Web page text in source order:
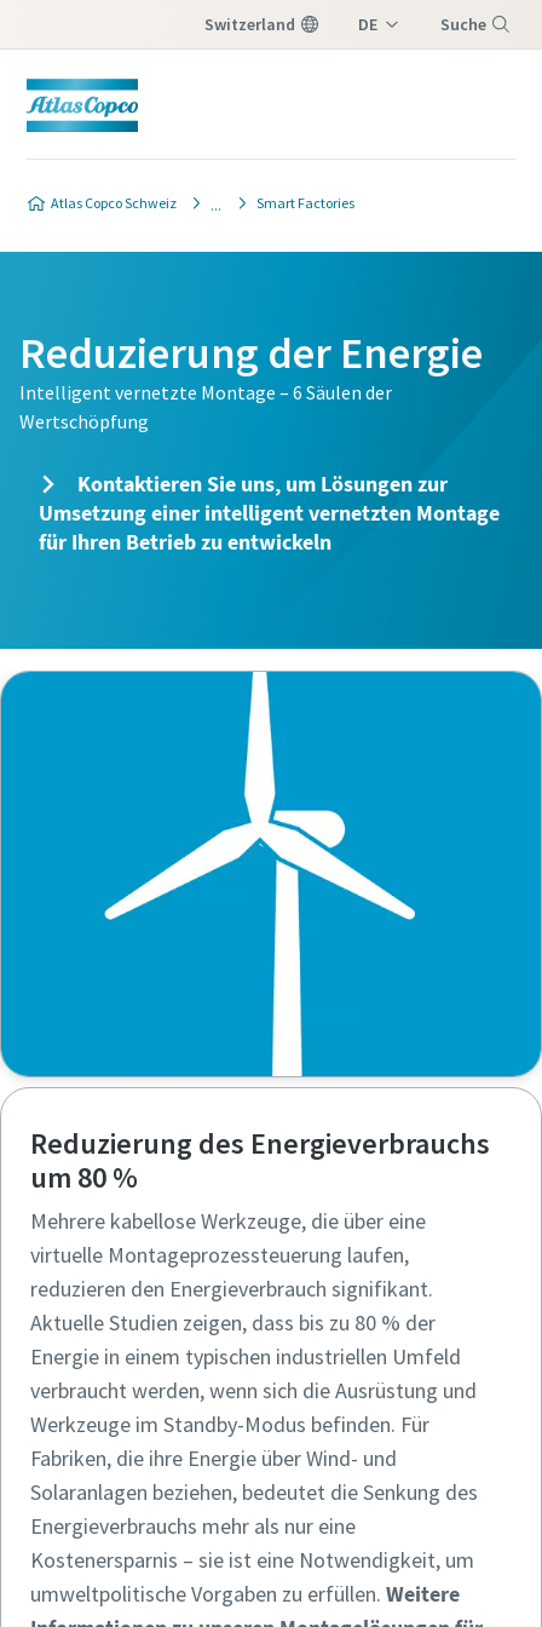
Switzerland DE Suche
Atlas Copco Schweiz Smart Factories
Sehen Sie sich alle unsere Branchen an
Alle anzeigen
Zeit für eine Kalibrierung oder
Werkzeugprüfung?
Sichern Sie Ihre Qualität und reduzieren Sie Fehler durch
Werkzeugkalibrierung und akkreditierte
Qualitätssicherungskalibrierung.​
Lassen Sie Ihre jetzt Ihre Werkzeuge testen und
Ihre Messmittel richtig kalibrieren!
Lieferzeiten auf einen Blick, Preise und
Produktverfügbarkeiten einsehen oder schnell eine
Bestellung selbst aufgeben – und das rund um die Uhr, 365
Tage im Jahr?
Zugang zu Webshop anfragen
Momentum Talks
Entdecken Sie inspirierende und ansprechende Gespräche
bei Atlas Copco
Ansehen
Reduzierung der Energie
Intelligent vernetzte Montage – 6 Säulen der
Wertschöpfung
Kontaktieren Sie uns, um Lösungen zur
Umsetzung einer intelligent vernetzten Montage
für Ihren Betrieb zu entwickeln
Reduzierung des Energieverbrauchs
um 80 %
Mehrere kabellose Werkzeuge, die über eine
virtuelle Montageprozessteuerung laufen,
reduzieren den Energieverbrauch signifikant.
Aktuelle Studien zeigen, dass bis zu 80 % der
Energie in einem typischen industriellen Umfeld
verbraucht werden, wenn sich die Ausrüstung und
Werkzeuge im Standby-Modus befinden. Für
Fabriken, die ihre Energie über Wind- und
Solaranlagen beziehen, bedeutet die Senkung des
Energieverbrauchs mehr als nur eine
Kostenersparnis – sie ist eine Notwendigkeit, um
umweltpolitische Vorgaben zu erfüllen. Weitere